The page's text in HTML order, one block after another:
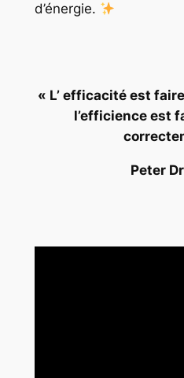
d’énergie.
« L’ efficacité est
l’efficience est
Peter